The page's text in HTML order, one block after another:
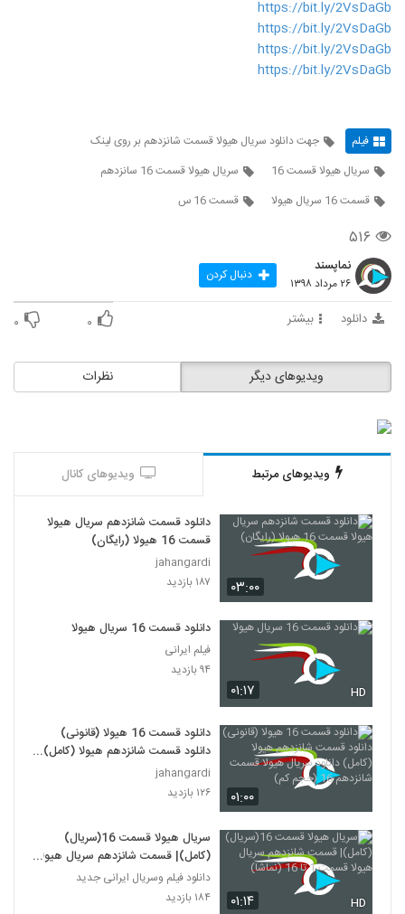
https://bit.ly/2VsDaGb
https://bit.ly/2VsDaGb
https://bit.ly/2VsDaGb
https://bit.ly/2VsDaGb
فیلم
جهت دانلود سریال هیولا قسمت شانزدهم بر روی لینک
سریال هیولا قسمت 16
سریال هیولا قسمت 16 سانزدهم
قسمت 16 سریال هیولا
قسمت 16 س
۵۱۶
نماپسند
۲۶ مرداد ۱۳۹۸ دنبال کردن
دانلود بیشتر ۰ ۰
نظرات ویدیوهای دیگر
ویدیوهای مرتبط ویدیوهای کانال
۰۳:۰۰
دانلود قسمت شانزدهم سریال هیولا
قسمت 16 هیولا (رایگان)
jahangardi
۱۸۷ بازدید
۰۱:۱۷ HD
دانلود قسمت 16 سریال هیولا
فیلم ایرانی
۹۴ بازدید
۰۱:۰۰
دانلود قسمت 16 هیولا (قانونی)
دانلود قسمت شانزدهم هیولا (کامل)
دانلود سریال هیولا قسمت شانزدهم
16 (حجم کم)
jahangardi
۱۲۶ بازدید
۰۱:۱۴ HD
سریال هیولا قسمت 16(سریال)
(کامل)| قسمت شانزدهم سریال هیولا
قسمت 1 تا 16 (نماشا)
دانلود فیلم وسریال ایرانی جدید
۱۸۴ بازدید